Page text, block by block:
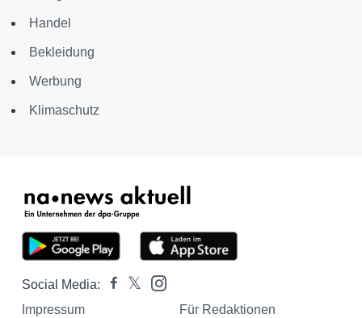
Handel
Bekleidung
Werbung
Klimaschutz
Social Media:
Impressum
Für Redaktionen